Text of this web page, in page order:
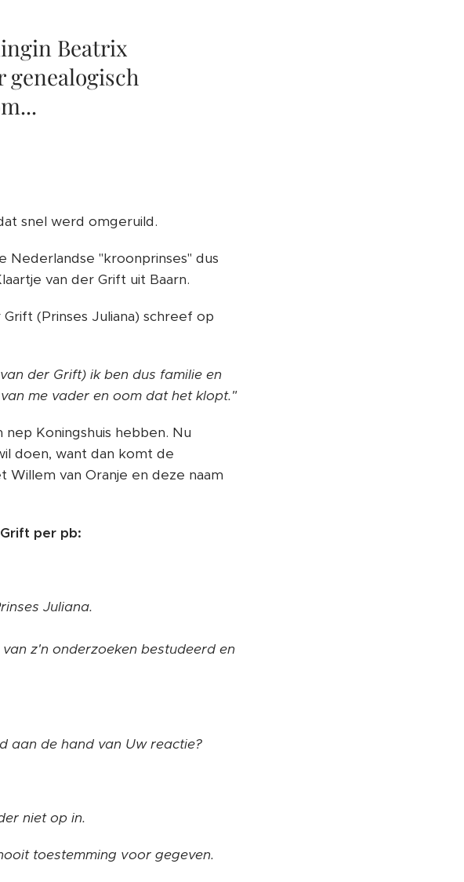
Beatrix
genealogisch
snel werd omgeruild.
Nederlandse "kroonprinses" dus
van der Grift uit Baarn.
(Prinses Juliana) schreef op
der Grift) ik ben dus familie en
me vader en oom dat het klopt."
Koningshuis hebben. Nu
doen, want dan komt de
van Oranje en deze naam
per pb:
Juliana.
z'n onderzoeken bestudeerd en
aan de hand van Uw reactie?
niet op in.
toestemming voor gegeven.